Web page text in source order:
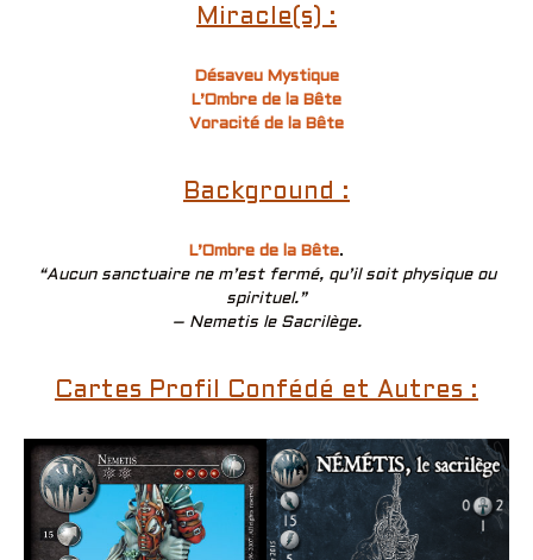
Miracle(s) :
Désaveu Mystique
L’Ombre de la Bête
Voracité de la Bête
Background :
L’Ombre de la Bête.
“Aucun sanctuaire ne m’est fermé, qu’il soit physique ou
spirituel.”
– Nemetis le Sacrilège.
Cartes Profil Confédé et Autres :